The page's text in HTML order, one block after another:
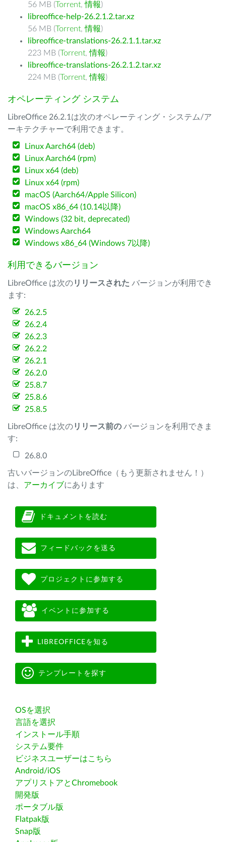
56 MB (Torrent,情報)
libreoffice-help-26.2.1.2.tar.xz
56 MB (Torrent,情報)
libreoffice-translations-26.2.1.1.tar.xz
223 MB (Torrent,情報)
libreoffice-translations-26.2.1.2.tar.xz
224 MB (Torrent,情報)
オペレーティング システム
LibreOffice 26.2.1は次のオペレーティング・システム/ア
ーキテクチャーで利用できます。
Linux Aarch64 (deb)
Linux Aarch64 (rpm)
Linux x64 (deb)
Linux x64 (rpm)
macOS (Aarch64/Apple Silicon)
macOS x86_64 (10.14以降)
Windows (32 bit, deprecated)
Windows Aarch64
Windows x86_64 (Windows 7以降)
利用できるバージョン
LibreOffice は次のリリースされた バージョンが利用でき
ます:
26.2.5
26.2.4
26.2.3
26.2.2
26.2.1
26.2.0
25.8.7
25.8.6
25.8.5
LibreOffice は次のリリース前の バージョンを利用できま
す:
26.8.0
古いバージョンのLibreOffice（もう更新されません！）
は、 アーカイブにあります
ドキュメントを読む
フィードバックを送る
プロジェクトに参加する
イベントに参加する
LIBREOFFICEを知る
テンプレートを探す
OSを選択
言語を選択
インストール手順
システム要件
ビジネスユーザーはこちら
Android/iOS
アプリストアとChromebook
開発版
ポータブル版
Flatpak版
Snap版